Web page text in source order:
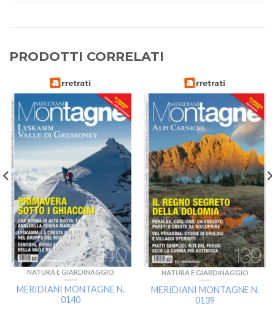
PRODOTTI CORRELATI
NATURA E GIARDINAGGIO
MERIDIANI MONTAGNE N.
0140
NATURA E GIARDINAGGIO
MERIDIANI MONTAGNE N.
0139